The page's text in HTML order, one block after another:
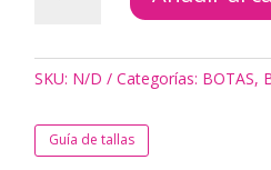
SKU: N/D Categorías: BOTAS,
Guía de tallas